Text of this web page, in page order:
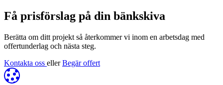
Få prisförslag på din bänkskiva
Berätta om ditt projekt så återkommer vi inom en arbetsdag med
offertunderlag och nästa steg.
Kontakta oss eller Begär offert